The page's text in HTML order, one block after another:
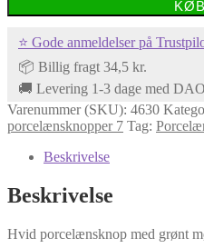
⭐ Gode anmeldelser på
📦 Billig fragt 34,5 kr.
🚚 Levering 1-3 dage med DAO
Varenummer (SKU): 4630
porcelænsknopper 7 Tag:
Beskrivelse
Beskrivelse
Hvid porcelænsknop med grønt